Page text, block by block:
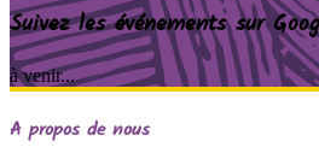
Suivez les événements sur
à venir...
A propos de nous